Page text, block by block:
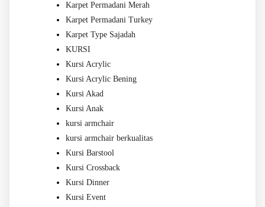
Karpet Permadani Merah
Karpet Permadani Turkey
Karpet Type Sajadah
KURSI
Kursi Acrylic
Kursi Acrylic Bening
Kursi Akad
Kursi Anak
kursi armchair
kursi armchair berkualitas
Kursi Barstool
Kursi Crossback
Kursi Dinner
Kursi Event